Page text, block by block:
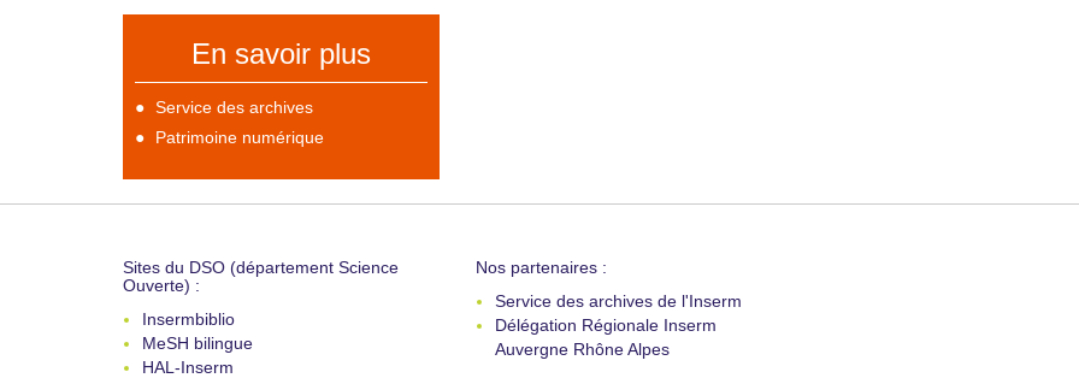
En savoir plus
Service des archives
Patrimoine numérique
Sites du DSO (département Science
Ouverte) :
Insermbiblio
MeSH bilingue
HAL-Inserm
Nos partenaires :
Service des archives de l'Inserm
Délégation Régionale Inserm
Auvergne Rhône Alpes